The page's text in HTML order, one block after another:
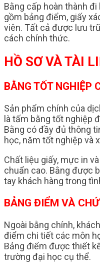
Bằng cấp hoàn thành
gồm bảng điểm, giấy
viên. Tất cả được lưu
cách chính thức.
HỒ SƠ VÀ TÀI
BẰNG TỐT NGHIỆP
Sản phẩm chính của
là tấm bằng tốt nghiệp
Bằng có đầy đủ thông
học, năm tốt nghiệp và
Chất liệu giấy, mực in
chuẩn cao. Bằng được
tay khách hàng trong
BẢNG ĐIỂM VÀ
Ngoài bằng chính,
điểm chi tiết các môn
Bảng điểm được thiết
trường đại học cụ thể.